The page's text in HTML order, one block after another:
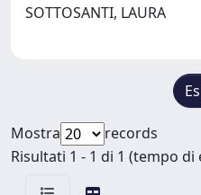
SOTTOSANTI, LAURA
Mostra
records
Risultati 1 - 1 di 1 (tempo di